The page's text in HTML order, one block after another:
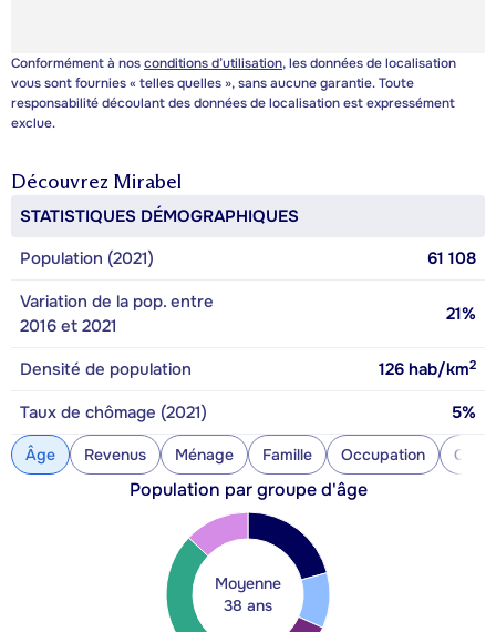
Conformément à nosconditions d’utilisation, les données de localisation
vous sont fournies « telles quelles », sans aucune garantie. Toute
responsabilité découlant des données de localisation est expressément
exclue.
Découvrez Mirabel
STATISTIQUES DÉMOGRAPHIQUES
Population (2021)
61 108
Variation de la pop. entre
2016 et 2021
21%
Densité de population 126 hab/km2
Taux de chômage (2021) 5%
Âge Revenus Ménage Famille Occupation
Population par groupe d'âge
Moyenne
38 ans